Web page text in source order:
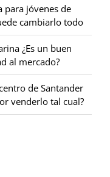
para jóvenes de
cambiarlo todo
¿Es un buen
al mercado?
de Santander
venderlo tal cual?